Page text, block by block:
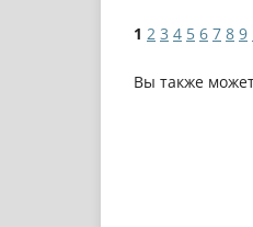
1 2 3 4 5 6 7 8 9
Вы также